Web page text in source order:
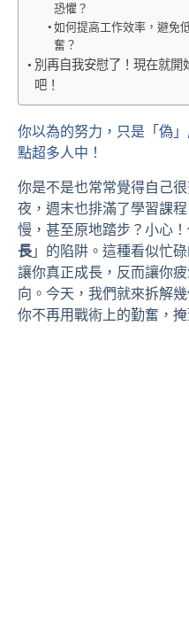
恐懼？
如何提高工作效率，避免
奮？
別再自我安慰了！現在就開
吧！
你以為的努力，只是「偽
點超多人中！
你是不是也常常覺得自己
夜，週末也排滿了學習課
慢，甚至原地踏步？小心
長 」的陷阱。這種看似忙
讓你真正成長，反而讓你
向。今天，我們就來拆解
你不再用戰術上的勤奮，掩